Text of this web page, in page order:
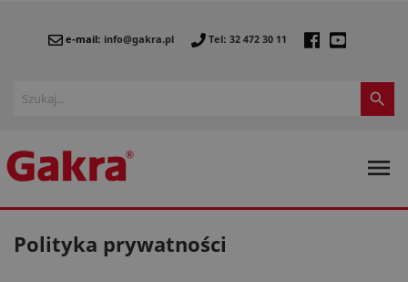
e-mail: info@gakra.pl Tel: 32 472 30 11


Polityka prywatności